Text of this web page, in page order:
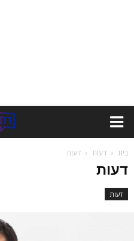
בית דעות דעות
דעות
דעות